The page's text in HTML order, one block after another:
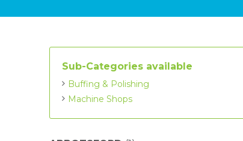
Sub-Categories available
Buffing & Polishing
Machine Shops